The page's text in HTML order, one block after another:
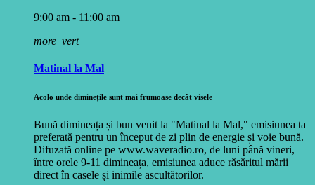
9:00 am - 11:00 am
more_vert
Matinal la Mal
Acolo unde diminețile sunt mai frumoase decât visele
Bună dimineața și bun venit la "Matinal la Mal," emisiunea ta
preferată pentru un început de zi plin de energie și voie bună.
Difuzată online pe www.waveradio.ro, de luni până vineri,
între orele 9-11 dimineața, emisiunea aduce răsăritul mării
direct în casele și inimile ascultătorilor.